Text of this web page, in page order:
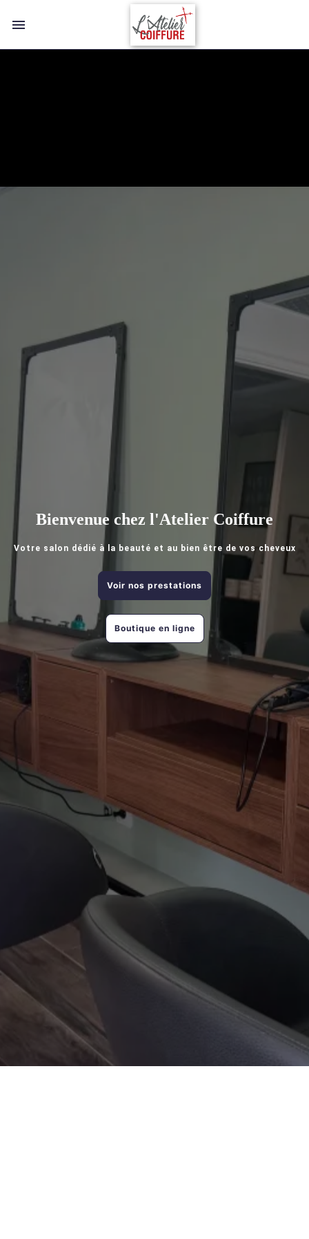
Bienvenue chez l'Atelier Coiffure
Votre salon dédié à la beauté et au bien être de vos cheveux
Voir nos prestations
Boutique en ligne